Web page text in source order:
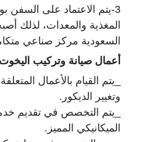
3-يتم الاعتماد على السفن
المغذية والمعدات، لذلك
السعودية مركز صناعي
أعمال صيانة وتركيب
_يتم القيام بالأعمال
وتغيير الديكور.
_يتم التخصص في تقديم
الميكانيكي المميز.